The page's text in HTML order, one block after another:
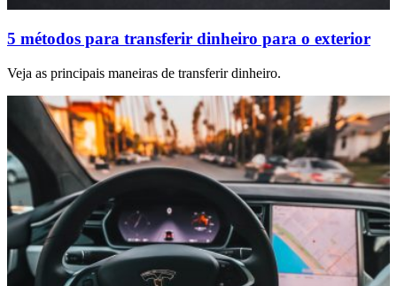
5 métodos para transferir dinheiro para o exterior
Veja as principais maneiras de transferir dinheiro.